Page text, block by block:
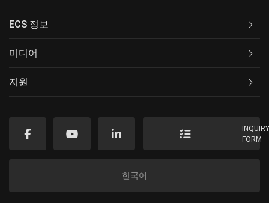
ECS 정보
미디어
지원
FORM
한국어